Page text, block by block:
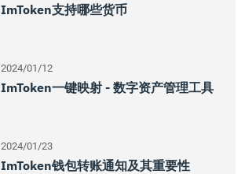
ImToken支持哪些货币
2024/01/12
ImToken一键映射 - 数字资产管理工具
2024/01/23
ImToken钱包转账通知及其重要性